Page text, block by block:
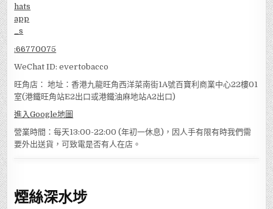
:66770075
WeChat ID: evertobacco
旺角店： 地址：香港九龍旺角西洋菜南街1A號百寶利商業中心22樓01
室(港鐵旺角站E2出口或港鐵油麻地站A2出口)
進入Google地圖
營業時間：每天13:00-22:00 (年初一休息)，因人手有限有時我們需
要外出送貨，可致電是否有人在店。
煙絲深水埗